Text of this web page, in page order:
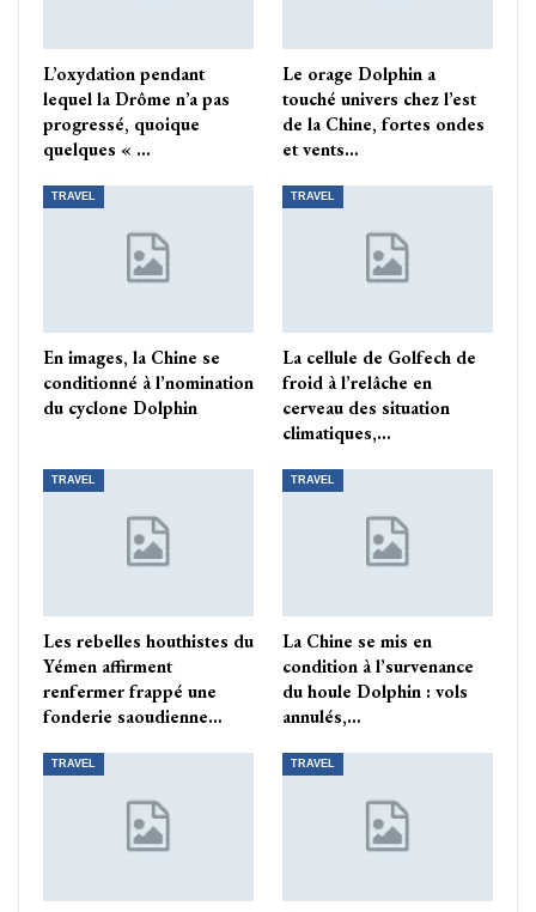
L’oxydation pendant
lequel la Drôme n’a pas
progressé, quoique
quelques « …
Le orage Dolphin a
touché univers chez l’est
de la Chine, fortes ondes
et vents…
TRAVEL
En images, la Chine se
conditionné à l’nomination
du cyclone Dolphin
TRAVEL
La cellule de Golfech de
froid à l’relâche en
cerveau des situation
climatiques,…
TRAVEL
Les rebelles houthistes du
Yémen affirment
renfermer frappé une
fonderie saoudienne…
TRAVEL
La Chine se mis en
condition à l’survenance
du houle Dolphin : vols
annulés,…
TRAVEL TRAVEL